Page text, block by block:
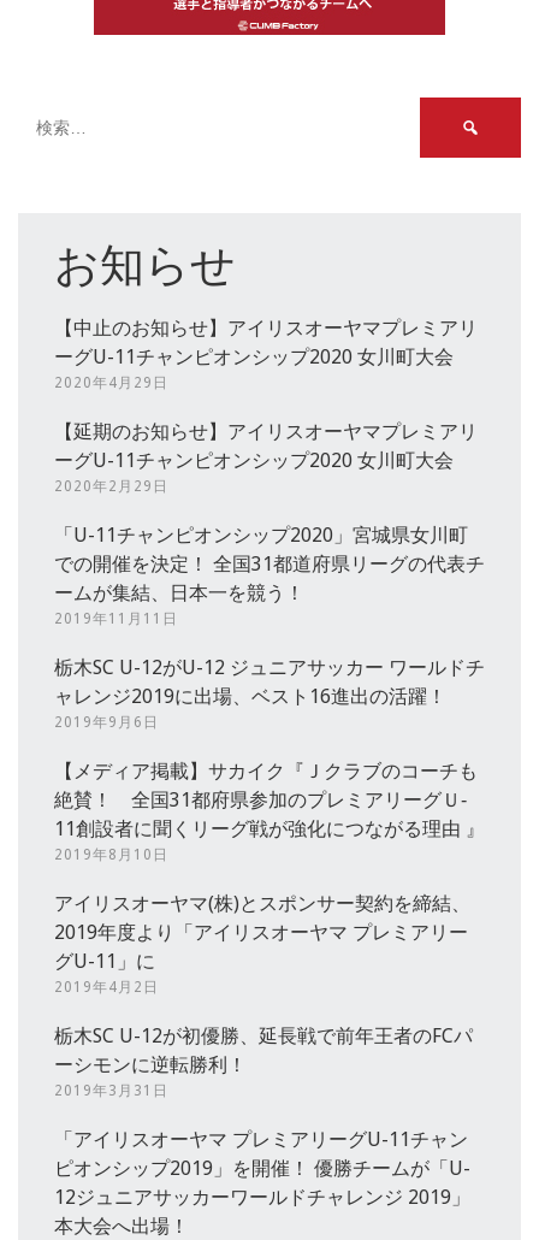
お知らせ
【中止のお知らせ】アイリスオーヤマプレミアリ
ーグU-11チャンピオンシップ2020 女川町大会
2020年4月29日
【延期のお知らせ】アイリスオーヤマプレミアリ
ーグU-11チャンピオンシップ2020 女川町大会
2020年2月29日
「U-11チャンピオンシップ2020」宮城県女川町
での開催を決定！ 全国31都道府県リーグの代表チ
ームが集結、日本一を競う！
2019年11月11日
栃木SC U-12がU-12 ジュニアサッカー ワールドチ
ャレンジ2019に出場、ベスト16進出の活躍！
2019年9月6日
【メディア掲載】サカイク『Ｊクラブのコーチも
絶賛！ 全国31都府県参加のプレミアリーグＵ‐
11創設者に聞くリーグ戦が強化につながる理由 』
2019年8月10日
アイリスオーヤマ(株)とスポンサー契約を締結、
2019年度より「アイリスオーヤマ プレミアリー
グU-11」に
2019年4月2日
栃木SC U-12が初優勝、延長戦で前年王者のFCパ
ーシモンに逆転勝利！
2019年3月31日
「アイリスオーヤマ プレミアリーグU-11チャン
ピオンシップ2019」を開催！ 優勝チームが「U-
12ジュニアサッカーワールドチャレンジ 2019」
本大会へ出場！